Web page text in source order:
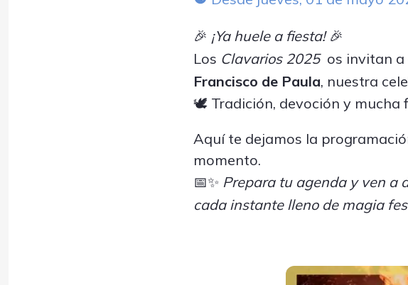
🎉 ¡Ya huele a fiesta!🎉
Los Clavarios 2025os invitan a
Francisco de Paula, nuestra
🕊️ Tradición, devoción y mucha
Aquí te dejamos la
momento.
📅✨ Prepara tu agenda y ven a
cada instante lleno de magia